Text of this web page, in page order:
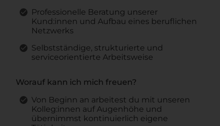
Professionelle Beratung unserer
Kund:innen und Aufbau eines beruflichen
Netzwerks
Selbstständige, strukturierte und
serviceorientierte Arbeitsweise
Worauf kann ich mich freuen?
Von Beginn an arbeitest du mit unseren
Kolleg:innen auf Augenhöhe und
übernimmst kontinuierlich eigene